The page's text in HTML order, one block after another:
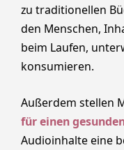
zu traditionellen
den Menschen,
beim Laufen,
konsumieren.
Außerdem stellen
für einen
Audioinhalte eine